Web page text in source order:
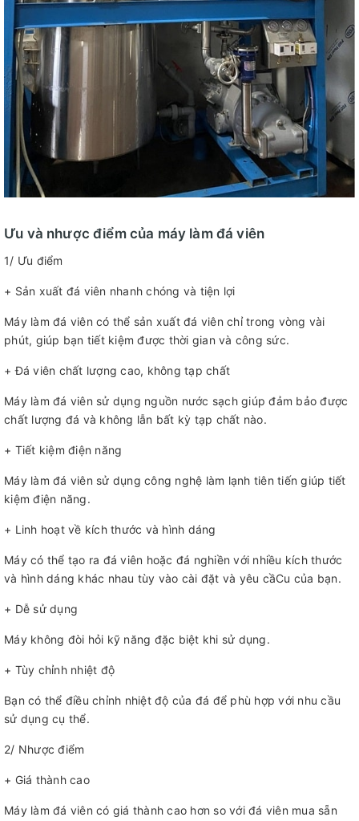
Ưu và nhược điểm của máy làm đá viên
1/ Ưu điểm
+ Sản xuất đá viên nhanh chóng và tiện lợi
Máy làm đá viên có thể sản xuất đá viên chỉ trong vòng vài
phút, giúp bạn tiết kiệm được thời gian và công sức.
+ Đá viên chất lượng cao, không tạp chất
Máy làm đá viên sử dụng nguồn nước sạch giúp đảm bảo được
chất lượng đá và không lẫn bất kỳ tạp chất nào.
+ Tiết kiệm điện năng
Máy làm đá viên sử dụng công nghệ làm lạnh tiên tiến giúp tiết
kiệm điện năng.
+ Linh hoạt về kích thước và hình dáng
Máy có thể tạo ra đá viên hoặc đá nghiền với nhiều kích thước
và hình dáng khác nhau tùy vào cài đặt và yêu cầCu của bạn.
+ Dễ sử dụng
Máy không đòi hỏi kỹ năng đặc biệt khi sử dụng.
+ Tùy chỉnh nhiệt độ
Bạn có thể điều chỉnh nhiệt độ của đá để phù hợp với nhu cầu
sử dụng cụ thể.
2/ Nhược điểm
+ Giá thành cao
Máy làm đá viên có giá thành cao hơn so với đá viên mua sẵn